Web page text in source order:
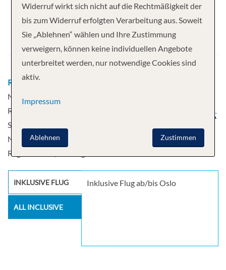
Abfahrt
RouteOslo, Norwegen - Svalbard
Northern Region - Svalbard Northern
Region - Svalbard Northern Region -
Svalbard Northern Region - Svalbard
Northern Region - Svalbard Northern
Region - Oslo, Norwegen
INKLUSIVE FLUG
ALL INCLUSIVE
Inklusive Flug ab/bis Oslo
Widerruf wirkt sich nicht auf die Rechtmäßigkeit der
bis zum Widerruf erfolgten Verarbeitung aus. Soweit
Sie „Ablehnen“ wählen und Ihre Zustimmung
verweigern, können keine individuellen Angebote
unterbreitet werden, nur notwendige Cookies sind
aktiv.
Impressum
Zustimmen
Ablehnen